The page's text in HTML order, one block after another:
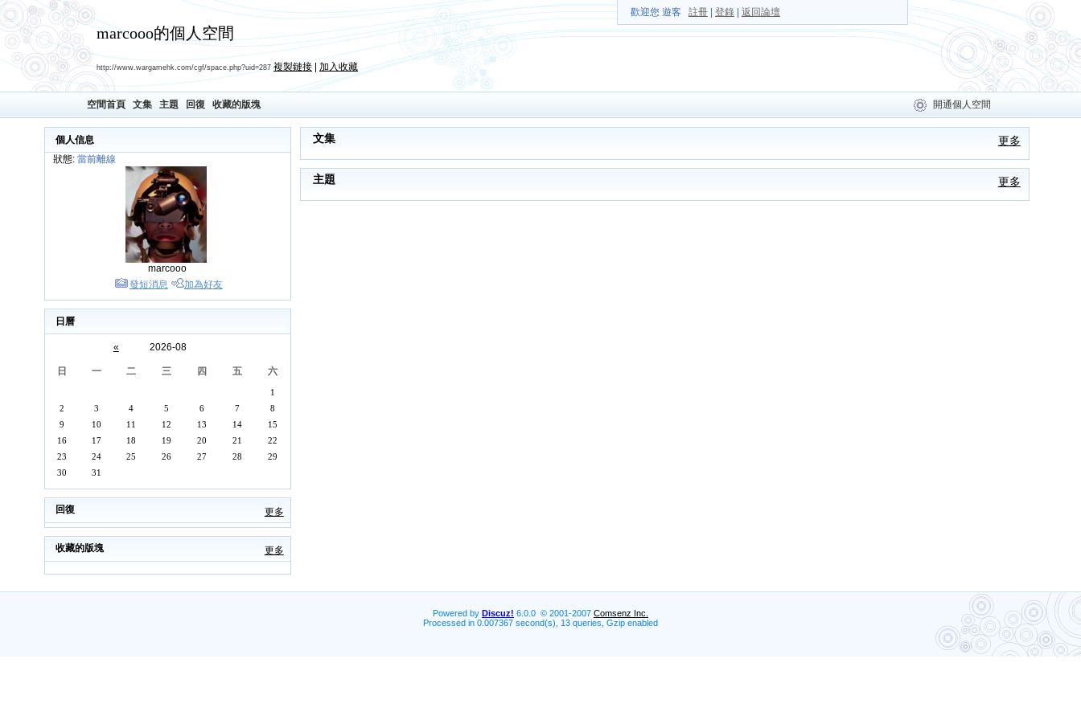
歡迎您 遊客 註冊| 登錄| 返回論壇
marcooo的個人空間
http://www.wargamehk.com/cgf/space.php?uid=287 複製鏈接 加入收藏
空間首頁 文集 主題 回復 收藏的版塊 開通個人空間
個人信息
狀態: 當前離線
marcooo
發短消息
加為好友
日曆
« 2026-08
日 一 二 三 四 五 六
1
2
3 4 5 6 7
8
9
10 11 12 13 14
15
16
17 18 19 20 21
22
23
24 25 26 27 28
29
30
31
回復 更多
收藏的版塊 更多
文集 更多
主題 更多
Powered by Discuz! 6.0.0 © 2001-2007 Comsenz Inc.
Processed in 0.007367 second(s), 13 queries, Gzip enabled